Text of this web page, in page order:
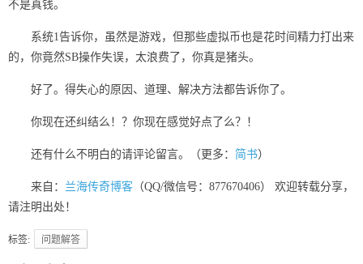
不是真钱。
系统1告诉你，虽然是游戏，但那些虚拟币也是花时间精力打出来
的，你竟然SB操作失误，太浪费了，你真是猪头。
好了。得失心的原因、道理、解决方法都告诉你了。
你现在还纠结么！？你现在感觉好点了么？！
还有什么不明白的请评论留言。（更多： 简书）
来自： 兰海传奇博客 （QQ/微信号：877670406） 欢迎转载分享，
请注明出处！
标签: 问题解答